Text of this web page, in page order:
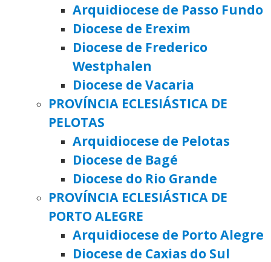
Arquidiocese de Passo Fundo
Diocese de Erexim
Diocese de Frederico
Westphalen
Diocese de Vacaria
PROVÍNCIA ECLESIÁSTICA DE
PELOTAS
Arquidiocese de Pelotas
Diocese de Bagé
Diocese do Rio Grande
PROVÍNCIA ECLESIÁSTICA DE
PORTO ALEGRE
Arquidiocese de Porto Alegre
Diocese de Caxias do Sul